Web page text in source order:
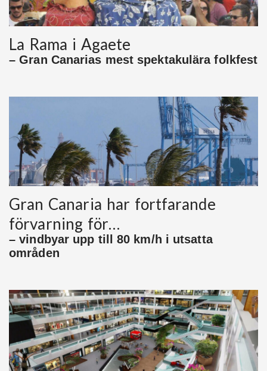
La Rama i Agaete
– Gran Canarias mest spektakulära folkfest
Gran Canaria har fortfarande
förvarning för…
– vindbyar upp till 80 km/h i utsatta
områden